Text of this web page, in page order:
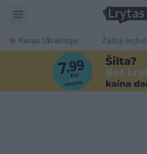
Karas Ukrainoje Žalioji erdvė